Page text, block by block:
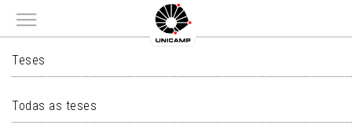
Main menu
TESES
Teses
Todas as teses